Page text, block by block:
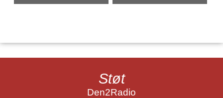
Støt
Den2Radio